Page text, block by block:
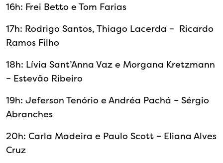
16h: Frei Betto e Tom Farias
17h: Rodrigo Santos, Thiago Lacerda – Ricardo
Ramos Filho
18h: Lívia Sant’Anna Vaz e Morgana Kretzmann
– Estevão Ribeiro
19h: Jeferson Tenório e Andréa Pachá – Sérgio
Abranches
20h: Carla Madeira e Paulo Scott – Eliana Alves
Cruz